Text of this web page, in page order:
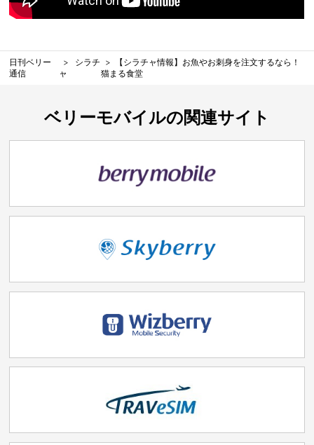
日刊ベリー
通信
シラチ
ャ
【シラチャ情報】お魚やお刺身を注文するなら！
猫まる食堂
ベリーモバイルの関連サイト